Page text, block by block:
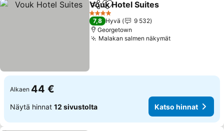
Jaa Lisää suosikkeihin
Vouk Hotel Suites
4 Tähtiluokitus
7,8 Hyvä
9 532
Georgetown
Malakan salmen näkymätKatso hinnat
Alkaen 44 €
Näytä hinnat 12 sivustolta Katso hinnat